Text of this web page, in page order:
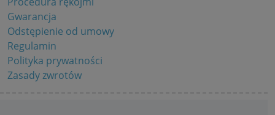
Gwarancja
Odstępienie od umowy
Regulamin
Polityka prywatności
Zasady zwrotów